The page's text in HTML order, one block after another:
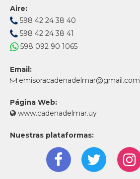
Aire:
598 42 24 38 40
598 42 24 38 41
598 092 90 1065
Email:
emisoracadenadelmar@gmail.com
Página Web:
www.cadenadelmar.uy
Nuestras plataformas: